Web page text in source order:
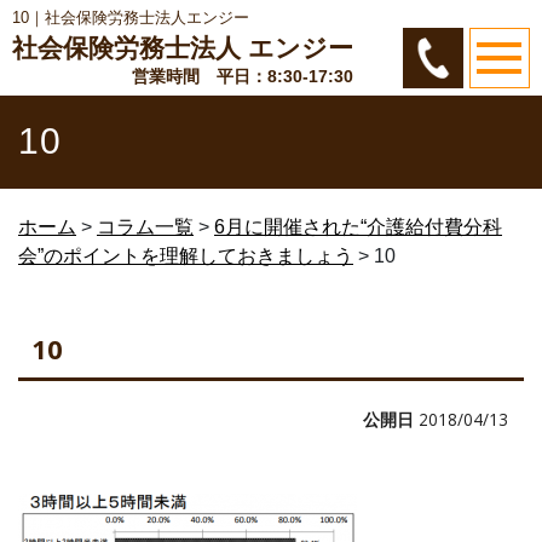
10｜社会保険労務士法人エンジー
社会保険労務士法人 エンジー
営業時間 平日：8:30-17:30
10
ホーム > コラム一覧 > 6月に開催された“介護給付費分科
会”のポイントを理解しておきましょう > 10
10
公開日 2018/04/13